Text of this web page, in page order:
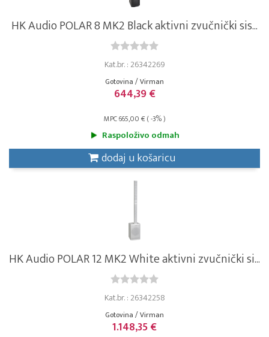
HK Audio POLAR 8 MK2 Black aktivni zvučnički sis...
Kat.br. : 26342269
Gotovina / Virman
644,39 €
MPC 665,00 € ( -3% )
Raspoloživo odmah
dodaj u košaricu
HK Audio POLAR 12 MK2 White aktivni zvučnički si...
Kat.br. : 26342258
Gotovina / Virman
1.148,35 €